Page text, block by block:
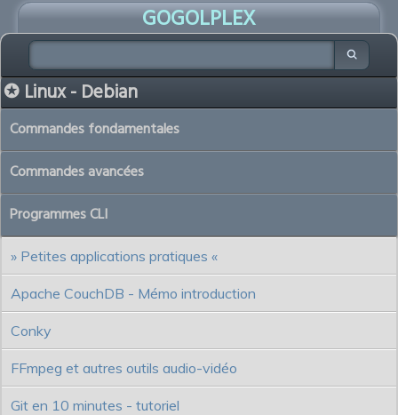
GOGOLPLEX
✪ Linux - Debian
Commandes fondamentales
Commandes avancées
Programmes CLI
» Petites applications pratiques «
Apache CouchDB - Mémo introduction
Conky
FFmpeg et autres outils audio-vidéo
Git en 10 minutes - tutoriel